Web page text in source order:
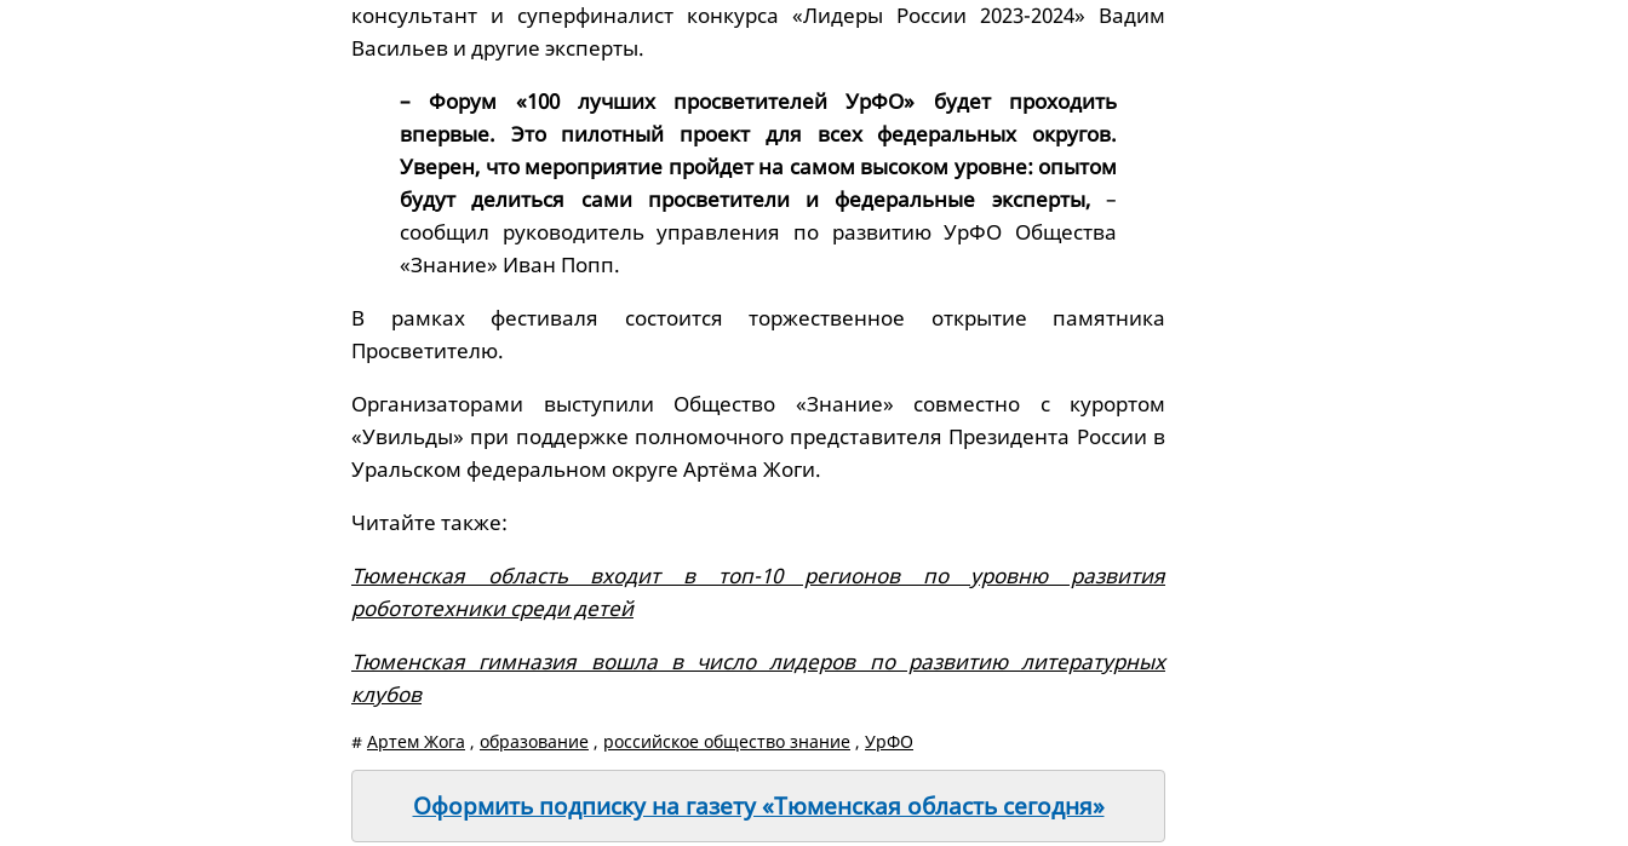
консультант и суперфиналист конкурса «Лидеры России 2023-2024» Вадим
Васильев и другие эксперты.
– Форум «100 лучших просветителей УрФО» будет проходить
впервые. Это пилотный проект для всех федеральных округов.
Уверен, что мероприятие пройдет на самом высоком уровне: опытом
будут делиться сами просветители и федеральные эксперты,–
сообщил руководитель управления по развитию УрФО Общества
«Знание» Иван Попп.
В рамках фестиваля состоится торжественное открытие памятника
Просветителю.
Организаторами выступили Общество «Знание» совместно с курортом
«Увильды» при поддержке полномочного представителя Президента России в
Уральском федеральном округе Артёма Жоги.
Читайте также:
Тюменская область входит в топ-10 регионов по уровню развития
робототехники среди детей
Тюменская гимназия вошла в число лидеров по развитию литературных
клубов
# Артем Жога , образование , российское общество знание , УрФО
Оформить подписку на газету «Тюменская область сегодня»